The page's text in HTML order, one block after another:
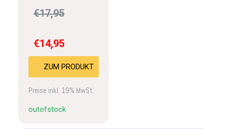
€17,95
€14,95
ZUM PRODUKT
Preise inkl. 19% MwSt.
outofstock